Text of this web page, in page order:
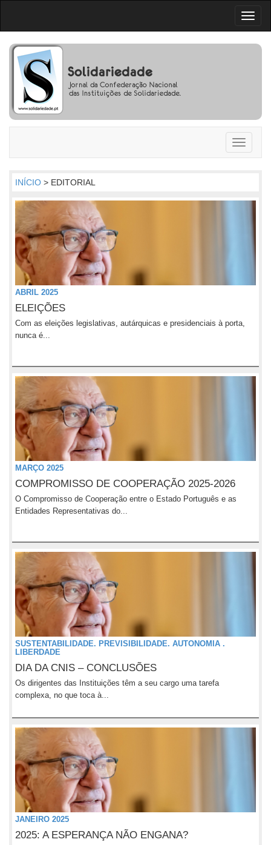
Toggle
INÍCIO > EDITORIAL
ABRIL 2025
ELEIÇÕES
Com as eleições legislativas, autárquicas e presidenciais à porta,
nunca é...
MARÇO 2025
COMPROMISSO DE COOPERAÇÃO 2025-2026
O Compromisso de Cooperação entre o Estado Português e as
Entidades Representativas do...
SUSTENTABILIDADE. PREVISIBILIDADE. AUTONOMIA .
LIBERDADE
DIA DA CNIS – CONCLUSÕES
Os dirigentes das Instituições têm a seu cargo uma tarefa
complexa, no que toca à...
JANEIRO 2025
2025: A ESPERANÇA NÃO ENGANA?